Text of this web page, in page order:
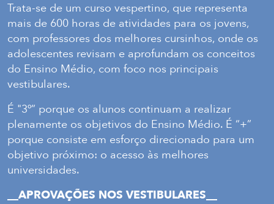
Trata-se de um curso vespertino, que representa
mais de 600 horas de atividades para os jovens,
com professores dos melhores cursinhos, onde os
adolescentes revisam e aprofundam os conceitos
do Ensino Médio, com foco nos principais
vestibulares.
É "3º” porque os alunos continuam a realizar
plenamente os objetivos do Ensino Médio. É “+”
porque consiste em esforço direcionado para um
objetivo próximo: o acesso às melhores
universidades.
__APROVAÇÕES NOS VESTIBULARES__